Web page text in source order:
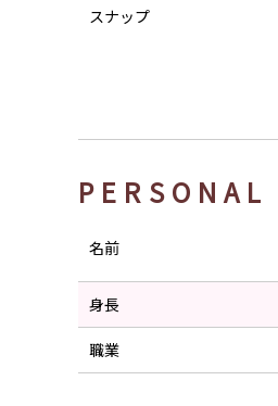
スナップ
PERSONAL
名前
身長
職業